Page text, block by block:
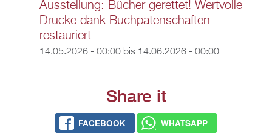
Ausstellung: Bücher gerettet! Wertvolle
Drucke dank Buchpatenschaften
restauriert
14.05.2026 - 00:00bis 14.06.2026 - 00:00
Share it
FACEBOOK WHATSAPP